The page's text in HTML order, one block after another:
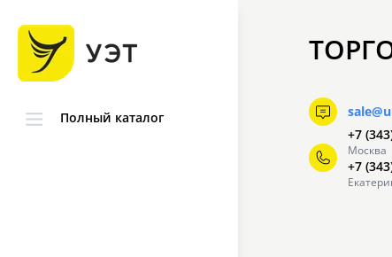
Полный каталог
+7
Москва
+7